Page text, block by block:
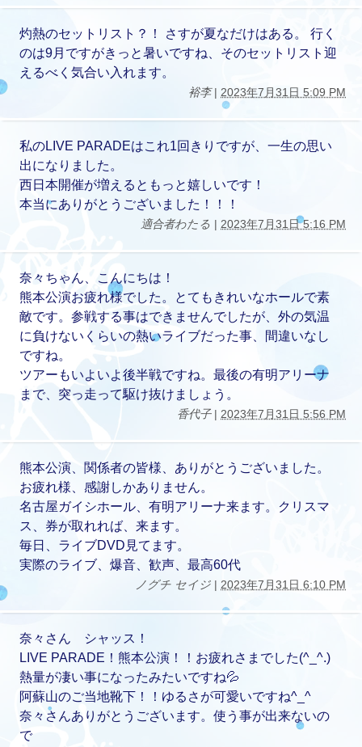
灼熱のセットリスト？！ さすが夏なだけはある。 行く
のは9月ですがきっと暑いですね、そのセットリスト迎
えるべく気合い入れます。
裕李| 2023年7月31日 5:09 PM
私のLIVE PARADEはこれ1回きりですが、一生の思い
出になりました。
西日本開催が増えるともっと嬉しいです！
本当にありがとうございました！！！
適合者わたる | 2023年7月31日 5:16 PM
奈々ちゃん、こんにちは！
熊本公演お疲れ様でした。とてもきれいなホールで素
敵です。参戦する事はできませんでしたが、外の気温
に負けないくらいの熱いライブだった事、間違いなし
ですね。
ツアーもいよいよ後半戦ですね。最後の有明アリーナ
まで、突っ走って駆け抜けましょう。
香代子| 2023年7月31日 5:56 PM
熊本公演、関係者の皆様、ありがとうございました。
お疲れ様、感謝しかありません。
名古屋ガイシホール、有明アリーナ来ます。クリスマ
ス、券が取れれば、来ます。
毎日、ライブDVD見てます。
実際のライブ、爆音、歓声、最高60代
ノグチ セイジ | 2023年7月31日 6:10 PM
奈々さん シャッス！
LIVE PARADE！熊本公演！！お疲れさまでした(^_^.)
熱量が凄い事になったみたいですね💦
阿蘇山のご当地靴下！！ゆるさが可愛いですね^_^
奈々さんありがとうございます。使う事が出来ないの
で